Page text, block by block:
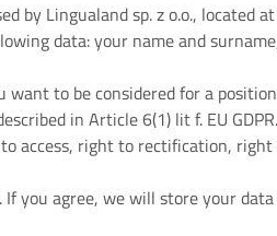
by Lingualand sp. z o.o., located
data: your name and
to be considered for a
in Article 6(1) lit f. EU GDPR.
access, right to rectification,
you agree, we will store your